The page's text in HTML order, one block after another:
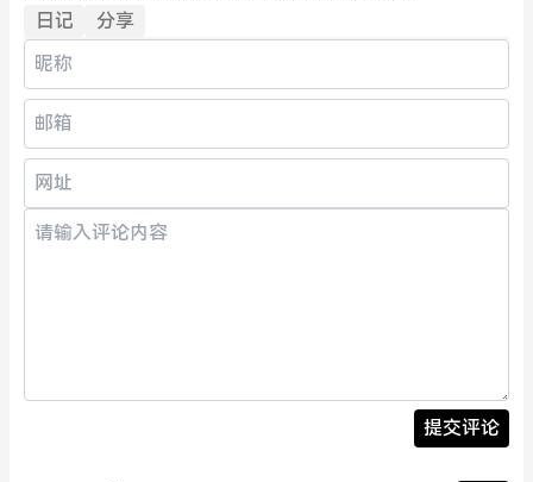
日记
分享
提交评论